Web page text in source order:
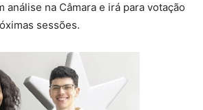
análise na Câmara e irá para votação
sessões.